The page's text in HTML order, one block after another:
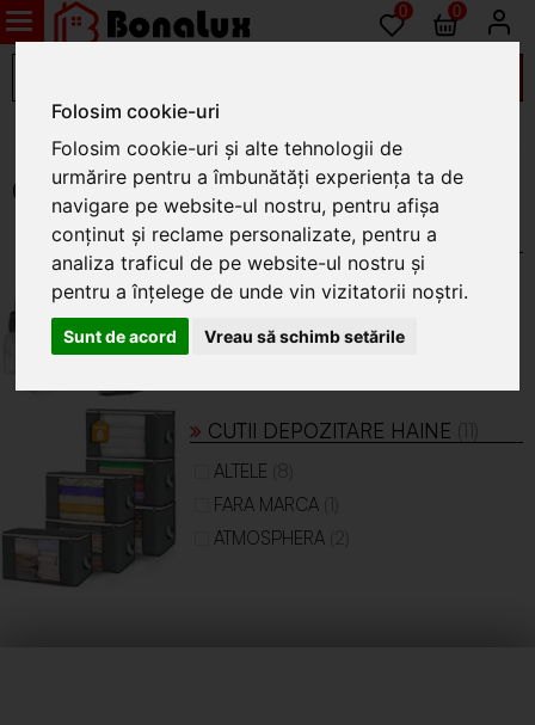
Folosim cookie-uri
Folosim cookie-uri și alte tehnologii de
urmărire pentru a îmbunătăți experiența ta de
navigare pe website-ul nostru, pentru afișa
conținut și reclame personalizate, pentru a
analiza traficul de pe website-ul nostru și
pentru a înțelege de unde vin vizitatorii noștri.
Sunt de acord Vreau să schimb setările
0 0
Cutii depozitare si accesorii voiaj
ACCESORII VOIAJ(8)
ALTELE (6)
CUTII DEPOZITARE HAINE
ALTELE
FARA MARCA
ATMOSPHERA